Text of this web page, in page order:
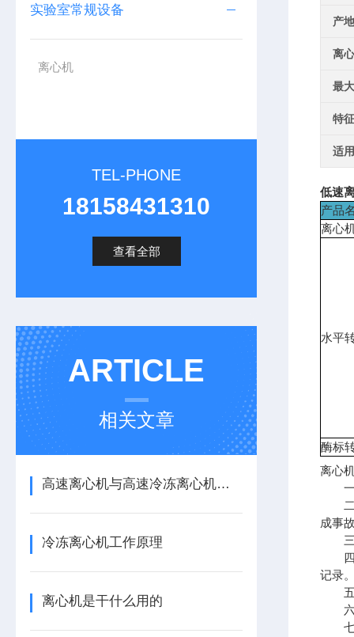
实验室常规设备
离心机
TEL-PHONE
18158431310
查看全部
ARTICLE
相关文章
高速离心机与高速冷冻离心机的区别
冷冻离心机工作原理
离心机是干什么用的
产
离
最
特
适
低速
产品
离心
水平
酶标
离心
一.
二.
成事
三.
四.
记录
五.
六.
七.